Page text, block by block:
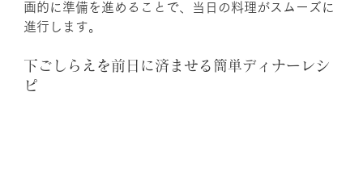
画的に準備を進めることで、当日の料理がスムーズに
進行します。
下ごしらえを前日に済ませる簡単ディナーレシ
ピ